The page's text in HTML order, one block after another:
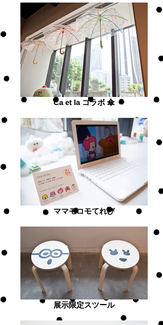
Ca et la コラボ 傘
ママモコモてれび
展示限定スツール